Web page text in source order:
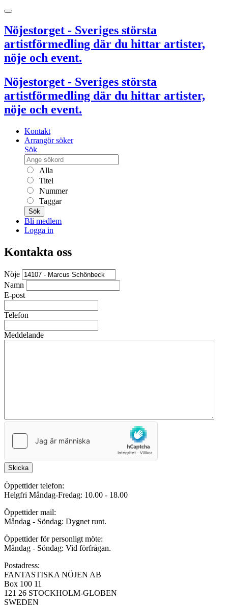
Nöjestorget - Sveriges största
artistförmedling där du hittar artister,
nöje och event.
Nöjestorget - Sveriges största
artistförmedling där du hittar artister,
nöje och event.
Kontakt
Arrangör söker
Sök
Alla
Titel
Nummer
Taggar
Sök
Bli medlem
Logga in
Kontakta oss
Nöje
Namn
E-post
Telefon
Meddelande
Skicka
Öppettider telefon:
Helgfri Måndag-Fredag: 10.00 - 18.00
Öppettider mail:
Måndag - Söndag: Dygnet runt.
Öppettider för personligt möte:
Måndag - Söndag: Vid förfrågan.
Postadress:
FANTASTISKA NÖJEN AB
Box 100 11
121 26 STOCKHOLM-GLOBEN
SWEDEN